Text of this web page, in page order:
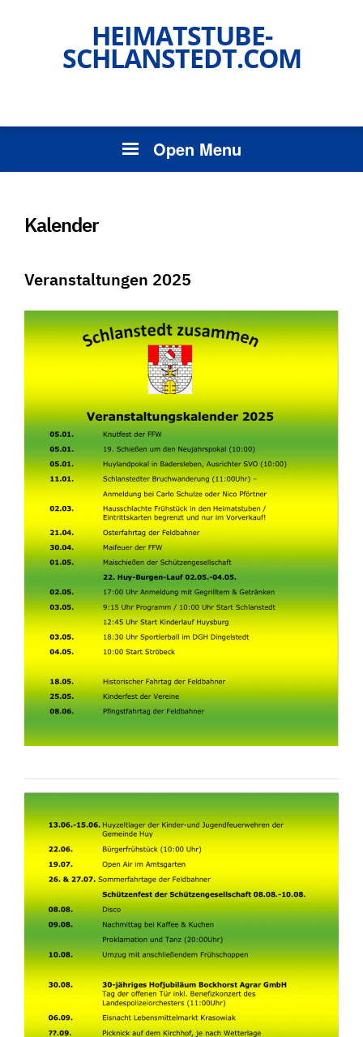
HEIMATSTUBE-
SCHLANSTEDT.COM
Open Menu
Kalender
Veranstaltungen 2025